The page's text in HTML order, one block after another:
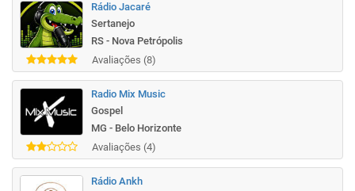
Rádio Jacaré
Sertanejo
RS - Nova Petrópolis
Avaliações (8)
Radio Mix Music
Gospel
MG - Belo Horizonte
Avaliações (4)
Rádio Ankh